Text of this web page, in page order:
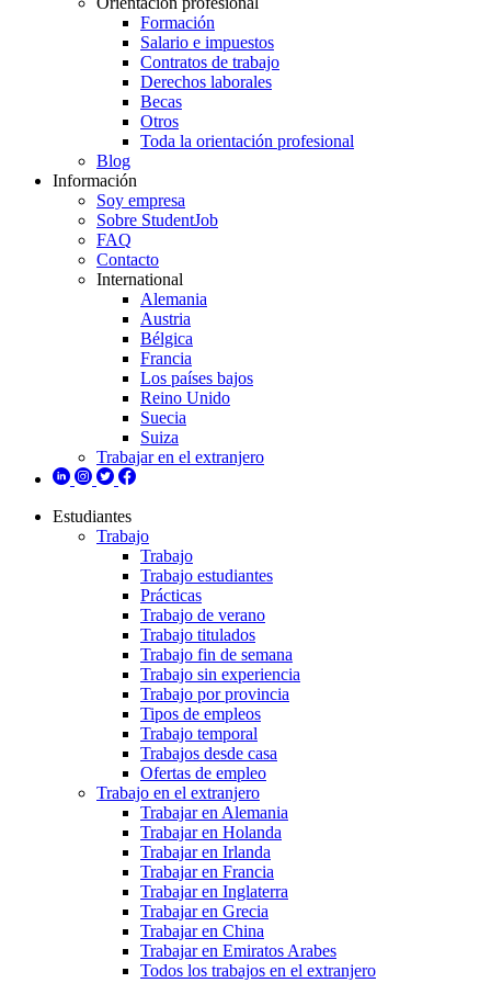
Formación
Salario e impuestos
Contratos de trabajo
Derechos laborales
Becas
Otros
Toda la orientación profesional
Blog
Información
Soy empresa
Sobre StudentJob
FAQ
Contacto
International
Alemania
Austria
Bélgica
Francia
Los países bajos
Reino Unido
Suecia
Suiza
Trabajar en el extranjero
Estudiantes
Trabajo
Trabajo
Trabajo estudiantes
Prácticas
Trabajo de verano
Trabajo titulados
Trabajo fin de semana
Trabajo sin experiencia
Trabajo por provincia
Tipos de empleos
Trabajo temporal
Trabajos desde casa
Ofertas de empleo
Trabajo en el extranjero
Trabajar en Alemania
Trabajar en Holanda
Trabajar en Irlanda
Trabajar en Francia
Trabajar en Inglaterra
Trabajar en Grecia
Trabajar en China
Trabajar en Emiratos Arabes
Todos los trabajos en el extranjero